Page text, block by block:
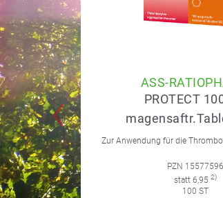
ASS-
PROTECT
PZN 15577596
statt 6,95 2)
100 ST